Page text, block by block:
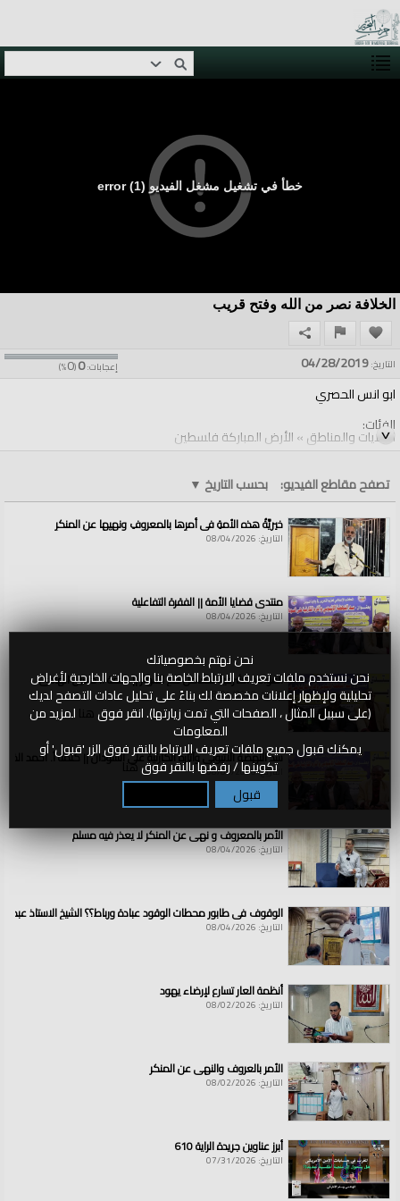
نحن نهتم بخصوصياتك
نحن نستخدم ملفات تعريف الارتباط الخاصة بنا والجهات الخارجية لأغراض
تحليلية ولإظهار إعلانات مخصصة لك بناءً على تحليل عادات التصفح لديك
(على سبيل المثال ، الصفحات التي تمت زيارتها). انقر فوق لمزيد من
المعلومات
يمكنك قبول جميع ملفات تعريف الارتباط بالنقر فوق الزر 'قبول' أو
تكوينها / رفضها بالنقر فوق
قبول
خطأ في تشغيل مشغل الفيديو (1) error
الخلافة نصر من الله وفتح قريب
إعجابات:0
(
0
%) التاريخ:04/28/2019
ابو انس الحصري
الفئات:
الولايات والمناطق»الأرض المباركة فلسطين
الولايات والمناطق
العلامات:الخلافة|نصر|من|الله|وفتح|قريب
تصفح مقاطع الفيديو: بحسب التاريخ ▼
خيريَّةُ هذه الأمةِ في أمرِها بالمعروفِ ونهيِها عن المنكرِ
التاريخ: 08/04/2026
منتدى قضايا الأمة || الفقرة التفاعلية
التاريخ: 08/04/2026
القواعد الشرعية للتعامل مع الأنهار || كلمة أ. حسين الهادي
التاريخ: 08/04/2026
سد النهضة الاثيوبي وآثاره الكارثية على السودان || كلمة أ. أحمد
التاريخ: 08/04/2026
الأمر بالمعروف و نهي عن المنكر لا يعذر فيه مسلم
التاريخ: 08/04/2026
الوقوف في طابور محطات الوقود عبادة ورباط؟؟ الشيخ الاستاذ عبد
التاريخ: 08/04/2026
أنظمة العار تسارع لإرضاء يهود
التاريخ: 08/02/2026
الأمر بالعروف والنهي عن المنكر
التاريخ: 08/02/2026
أبرز عناوين جريدة الراية 610
التاريخ: 07/31/2026